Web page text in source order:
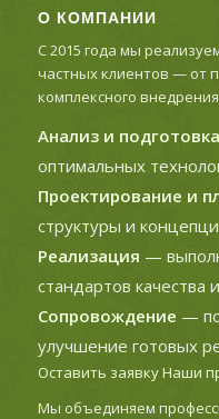
О КОМПАНИИ
С 2015 года мы
частных клиентов — от
комплексного
Анализ и подготовка
оптимальных
Проектирование и
структуры и
Реализация —
стандартов качества
Сопровождение —
улучшение готовых
Оставить заявкуНаши
Мы объединяем